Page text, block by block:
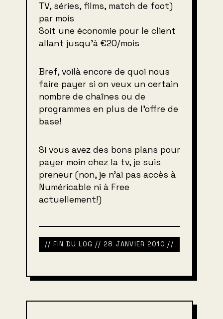
TV, séries, films, match de foot)
par mois
Soit une économie pour le client
allant jusqu’à €20/mois
Bref, voilà encore de quoi nous
faire payer si on veux un certain
nombre de chaînes ou de
programmes en plus de l’offre de
base!
Si vous avez des bons plans pour
payer moin chez la tv, je suis
preneur (non, je n’ai pas accès à
Numéricable ni à Free
actuellement!)
// FIN DU LOG // 28 JANVIER 2010 //